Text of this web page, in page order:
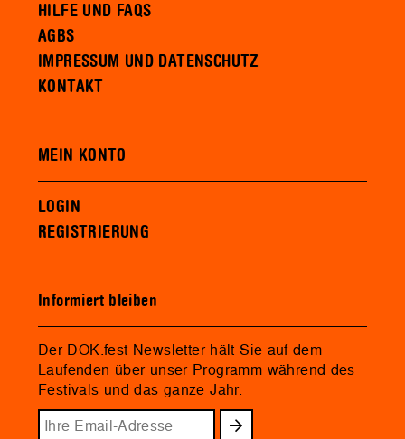
HILFE UND FAQS
AGBS
IMPRESSUM UND DATENSCHUTZ
KONTAKT
MEIN KONTO
LOGIN
REGISTRIERUNG
Informiert bleiben
Der DOK.fest Newsletter hält Sie auf dem
Laufenden über unser Programm während des
Festivals und das ganze Jahr.